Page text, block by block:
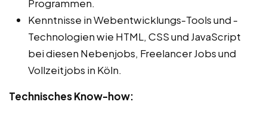
Programmen.
Kenntnisse in Webentwicklungs-Tools und -
Technologien wie HTML, CSS und JavaScript
bei diesen Nebenjobs, Freelancer Jobs und
Vollzeitjobs in Köln.
Technisches Know-how: